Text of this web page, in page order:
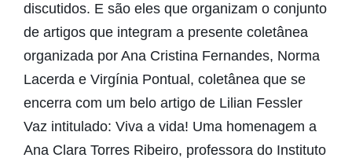
discutidos. E são eles que organizam o conjunto
de artigos que integram a presente coletânea
organizada por Ana Cristina Fernandes, Norma
Lacerda e Virgínia Pontual, coletânea que se
encerra com um belo artigo de Lilian Fessler
Vaz intitulado: Viva a vida! Uma homenagem a
Ana Clara Torres Ribeiro, professora do Instituto